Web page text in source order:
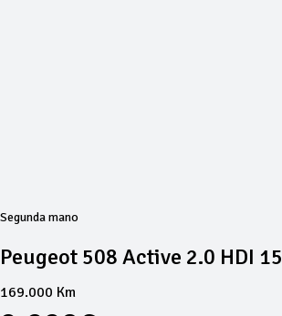
Segunda mano
Peugeot 508 Active 2.0 HDI
169.000 Km